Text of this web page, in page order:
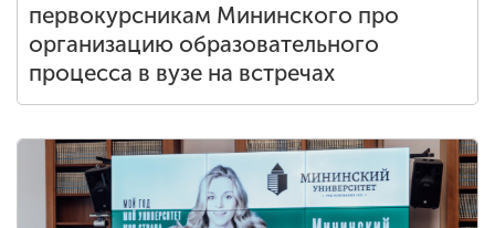
первокурсникам Мининского про
организацию образовательного
процесса в вузе на встречах